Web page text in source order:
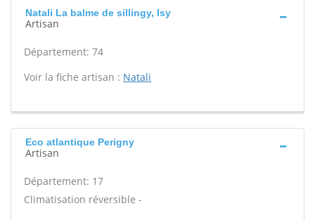
Natali La balme de sillingy, Isy
Artisan
Département: 74
Voir la fiche artisan : Natali
Eco atlantique Perigny
Artisan
Département: 17
Climatisation réversible -